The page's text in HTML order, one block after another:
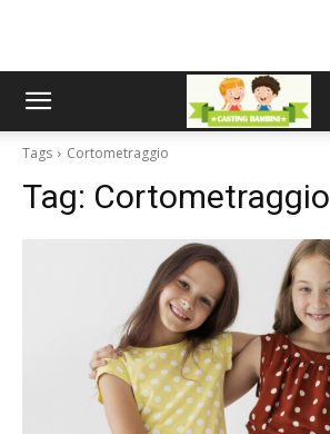
Tags Cortometraggio
Tag: Cortometraggio